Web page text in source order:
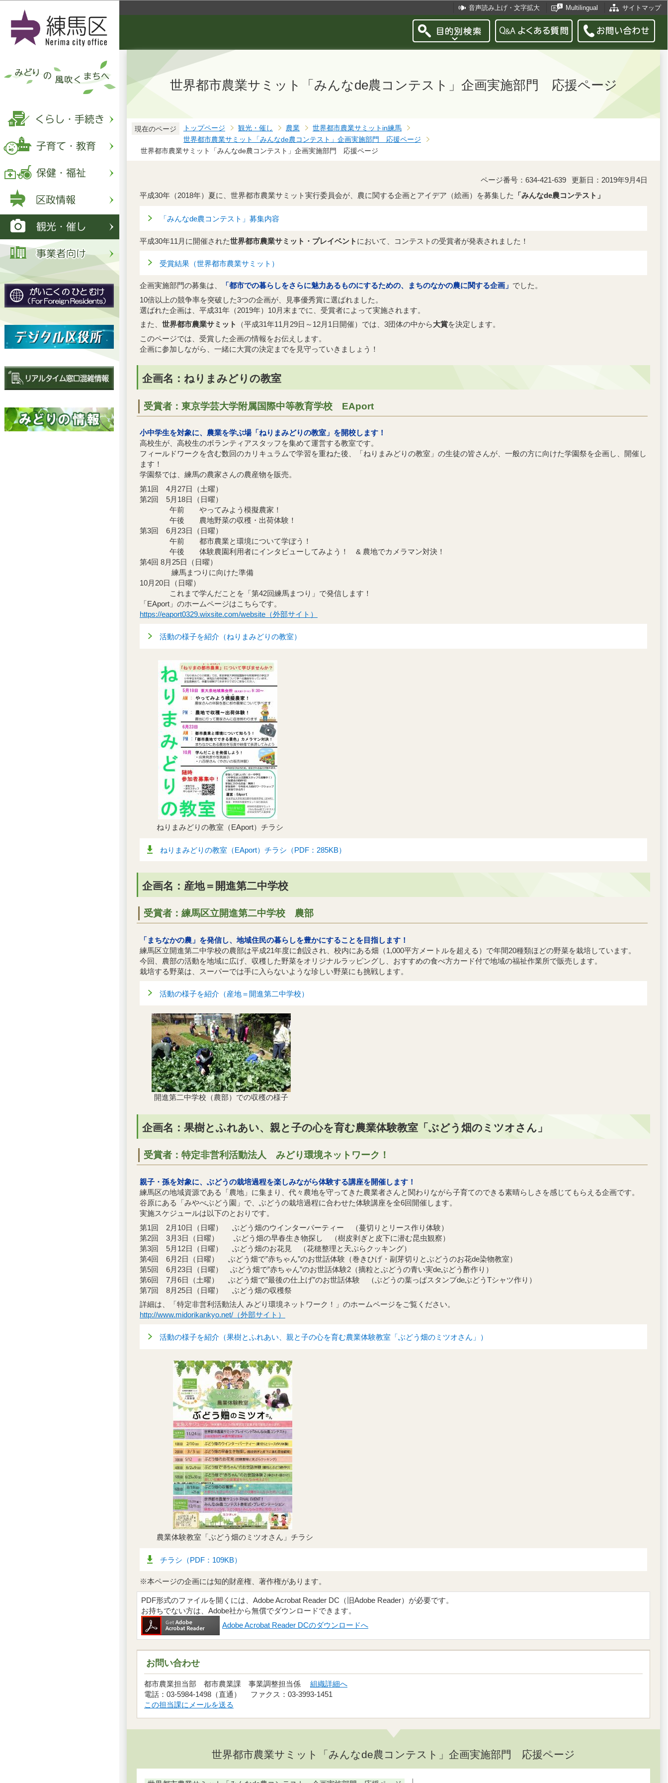
音声読み上げ・文字拡大 Multilingual サイトマップ
世界都市農業サミット「みんなde農コンテスト」企画実施部門 応援ページ
現在のページ トップページ 観光・催し 農業
世界都市農業サミットin練馬
世界都市農業サミット「みんなde農コンテスト」企画実施部門 応援ページ
世界都市農業サミット「みんなde農コンテスト」企画実施部門 応援ページ
ページ番号：634-421-639
更新日：2019年9月4日
平成30年（2018年）夏に、世界都市農業サミット実行委員会が、農に関する企画とアイデア（絵画）を募集した
「みんなde農コンテスト」
「みんなde農コンテスト」募集内容
平成30年11月に開催された世界都市農業サミット・プレイベント において、コンテストの受賞者が発表されました！
受賞結果（世界都市農業サミット）
企画実施部門の募集は、 「都市での暮らしをさらに魅力あるものにするための、まちのなかの農に関する企画」 でした。
10倍以上の競争率を突破した3つの企画が、見事優秀賞に選ばれました。
選ばれた企画は、平成31年（2019年）10月末までに、受賞者によって実施されます。
また、 世界都市農業サミット （平成31年11月29日～12月1日開催）では、3団体の中から大賞を決定します。
このページでは、受賞した企画の情報をお伝えします。
企画に参加しながら、一緒に大賞の決定までを見守っていきましょう！
企画名：ねりまみどりの教室
受賞者：東京学芸大学附属国際中等教育学校 EAport
小中学生を対象に、農業を学ぶ場「ねりまみどりの教室」を開校します！
高校生が、高校生のボランティアスタッフを集めて運営する教室です。
フィールドワークを含む数回のカリキュラムで学習を重ねた後、「ねりまみどりの教室」の生徒の皆さんが、一般の方に向けた学園祭を企画し、開催し
ます！
学園祭では、練馬の農家さんの農産物を販売。
第1回 4月27日（土曜）
第2回 5月18日（日曜）
午前 やってみよう模擬農家！
午後 農地野菜の収穫・出荷体験！
第3回 6月23日（日曜）
午前 都市農業と環境について学ぼう！
午後 体験農園利用者にインタビューしてみよう！ & 農地でカメラマン対決！
第4回 8月25日（日曜）
練馬まつりに向けた準備
10月20日（日曜）
これまで学んだことを「第42回練馬まつり」で発信します！
「EAport」のホームページはこちらです。
https://eaport0329.wixsite.com/website（外部サイト）
活動の様子を紹介（ねりまみどりの教室）
ねりまみどりの教室（EAport）チラシ
ねりまみどりの教室（EAport）チラシ（PDF：285KB）
企画名：産地＝開進第二中学校
受賞者：練馬区立開進第二中学校 農部
「まちなかの農」を発信し、地域住民の暮らしを豊かにすることを目指します！
練馬区立開進第二中学校の農部は平成21年度に創設され、校内にある畑（1,000平方メートルを超える）で年間20種類ほどの野菜を栽培しています。
今回、農部の活動を地域に広げ、収穫した野菜をオリジナルラッピングし、おすすめの食べ方カード付で地域の福祉作業所で販売します。
栽培する野菜は、スーパーでは手に入らないような珍しい野菜にも挑戦します。
活動の様子を紹介（産地＝開進第二中学校）
開進第二中学校（農部）での収穫の様子
企画名：果樹とふれあい、親と子の心を育む農業体験教室「ぶどう畑のミツオさん」
受賞者：特定非営利活動法人 みどり環境ネットワーク！
親子・孫を対象に、ぶどうの栽培過程を楽しみながら体験する講座を開催します！
練馬区の地域資源である「農地」に集まり、代々農地を守ってきた農業者さんと関わりながら子育てのできる素晴らしさを感じてもらえる企画です。
谷原にある「みやべぶどう園」で、ぶどうの栽培過程に合わせた体験講座を全6回開催します。
実施スケジュールは以下のとおりです。
第1回 2月10日（日曜） ぶどう畑のウインターパーティー （蔓切りとリース作り体験）
第2回 3月3日（日曜） ぶどう畑の早春生き物探し （樹皮剥ぎと皮下に潜む昆虫観察）
第3回 5月12日（日曜） ぶどう畑のお花見 （花穂整理と天ぷらクッキング）
第4回 6月2日（日曜） ぶどう畑で”赤ちゃん”のお世話体験（巻きひげ・副芽切りとぶどうのお花de染物教室）
第5回 6月23日（日曜） ぶどう畑で”赤ちゃん”のお世話体験2（摘粒とぶどうの青い実deぶどう酢作り）
第6回 7月6日（土曜） ぶどう畑で”最後の仕上げ”のお世話体験 （ぶどうの葉っぱスタンプdeぶどうTシャツ作り）
第7回 8月25日（日曜） ぶどう畑の収穫祭
詳細は、「特定非営利活動法人 みどり環境ネットワーク！」のホームページをご覧ください。
http://www.midorikankyo.net/（外部サイト）
活動の様子を紹介（果樹とふれあい、親と子の心を育む農業体験教室「ぶどう畑のミツオさん」）
農業体験教室「ぶどう畑のミツオさん」チラシ
チラシ（PDF：109KB）
※本ページの企画には知的財産権、著作権があります。
PDF形式のファイルを開くには、Adobe Acrobat Reader DC（旧Adobe Reader）が必要です。
お持ちでない方は、Adobe社から無償でダウンロードできます。
Adobe Acrobat Reader DCのダウンロードへ
お問い合わせ
都市農業担当部 都市農業課 事業調整担当係 組織詳細へ
電話：03-5984-1498（直通） ファクス：03-3993-1451
この担当課にメールを送る
世界都市農業サミット「みんなde農コンテスト」企画実施部門 応援ページ